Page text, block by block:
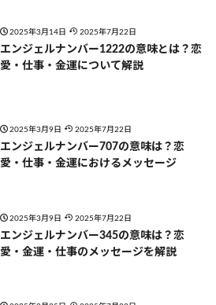
2025年3月14日 2025年7月22日
エンジェルナンバー1222の意味とは？恋
愛・仕事・金運について解説
2025年3月9日 2025年7月22日
エンジェルナンバー707の意味は？恋
愛・仕事・金運におけるメッセージ
2025年3月9日 2025年7月22日
エンジェルナンバー345の意味は？恋
愛・金運・仕事のメッセージを解説